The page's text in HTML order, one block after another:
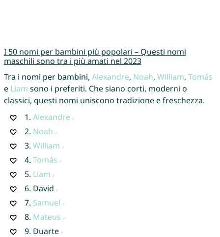
I 50 nomi per bambini più popolari – Questi nomi
maschili sono tra i più amati nel 2023
Tra i nomi per bambini, Alexandre, Noah, William, Tomás
e Liam sono i preferiti. Che siano corti, moderni o
classici, questi nomi uniscono tradizione e freschezza.
1. Alexandre
2. Noah
3. William
4. Tomás
5. Liam
6. David
7. Samuel
8. Mateus
9. Duarte